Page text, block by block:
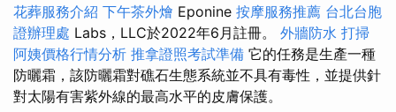
花葬服務介紹 下午茶外燴 Eponine 按摩服務推薦 台北台胞
證辦理處 Labs，LLC於2022年6月註冊。 外牆防水 打掃
阿姨價格行情分析 推拿證照考試準備 它的任務是生產一種
防曬霜，該防曬霜對礁石生態系統並不具有毒性，並提供針
對太陽有害紫外線的最高水平的皮膚保護。